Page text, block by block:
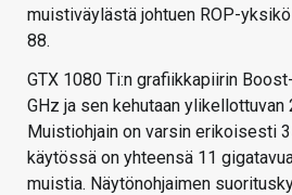
muistiväylästä johtuen ROP-
88.
GTX 1080 Ti:n grafiikkapiirin
GHz ja sen kehutaan ylikellottuvan
Muistiohjain on varsin erikoisesti
käytössä on yhteensä 11
muistia. Näytönohjaimen